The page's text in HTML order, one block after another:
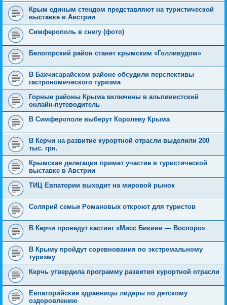
Крым единым стендом представляют на туристической
выставке в Австрии
Симферополь в снегу (фото)
Белогорский район станет крымским «Голливудом»
В Бахчисарайском районе обсудили перспективы
гастрономического туризма
Горные районы Крыма включены в альпинистский
онлайн-путеводитель
В Симферополе выберут Королеву Крыма
В Керчи на развитие курортной отрасли выделили 200
тыс. грн.
Крымская делегация примет участие в туристической
выставке в Австрии
ТИЦ Евпатории выходит на мировой рынок
Солярий семьи Романовых откроют для туристов
В Керчи проведут кастинг «Мисс Бикини — Воспоро»
В Крыму пройдут соревнования по экстремальному
туризму
Керчь утвердила программу развития курортной отрасли
Евпаторийские здравницы лидеры по детскому
оздоровлению